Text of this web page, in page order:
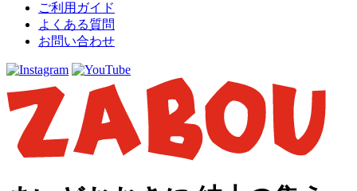
ご利用ガイド
よくある質問
お問い合わせ